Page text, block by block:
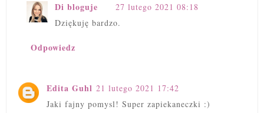
Di bloguje
27 lutego 2021 08:18
Dziękuję bardzo.
Odpowiedz
Edita Guhl 21 lutego 2021 17:42
Jaki fajny pomysl! Super zapiekaneczki :)